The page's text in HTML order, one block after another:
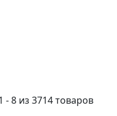
- 8 из 3714 товаров